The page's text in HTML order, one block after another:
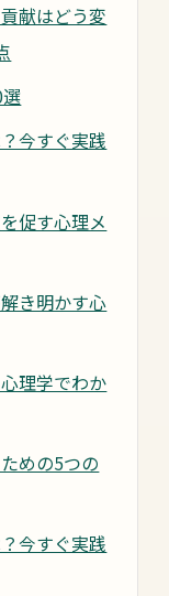
献はどう変
今すぐ実践
促す心理メ
き明かす心
理学でわか
めの5つの
今すぐ実践